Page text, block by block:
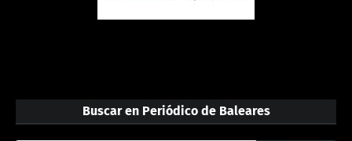
Buscar en Periódico de Baleares